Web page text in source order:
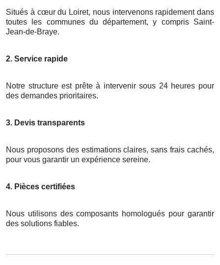
Situés à cœur du Loiret, nous intervenons rapidement dans
toutes les communes du département, y compris Saint-
Jean-de-Braye.
2. Service rapide
Notre structure est prête à intervenir sous 24 heures pour
des demandes prioritaires.
3. Devis transparents
Nous proposons des estimations claires, sans frais cachés,
pour vous garantir un expérience sereine.
4. Pièces certifiées
Nous utilisons des composants homologués pour garantir
des solutions fiables.